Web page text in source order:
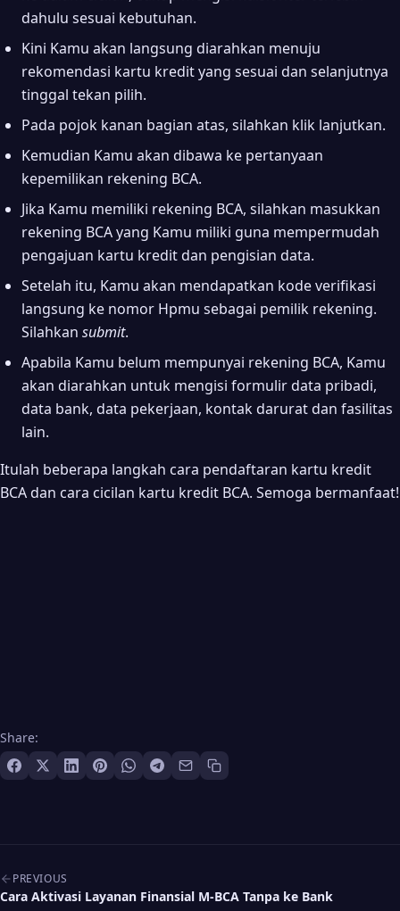
dahulu sesuai kebutuhan.
Kini Kamu akan langsung diarahkan menuju
rekomendasi kartu kredit yang sesuai dan selanjutnya
tinggal tekan pilih.
Pada pojok kanan bagian atas, silahkan klik lanjutkan.
Kemudian Kamu akan dibawa ke pertanyaan
kepemilikan rekening BCA.
Jika Kamu memiliki rekening BCA, silahkan masukkan
rekening BCA yang Kamu miliki guna mempermudah
pengajuan kartu kredit dan pengisian data.
Setelah itu, Kamu akan mendapatkan kode verifikasi
langsung ke nomor Hpmu sebagai pemilik rekening.
Silahkan submit.
Apabila Kamu belum mempunyai rekening BCA, Kamu
akan diarahkan untuk mengisi formulir data pribadi,
data bank, data pekerjaan, kontak darurat dan fasilitas
lain.
Itulah beberapa langkah cara pendaftaran kartu kredit
BCA dan cara cicilan kartu kredit BCA. Semoga bermanfaat!
Share:
Post navigation
PREVIOUS
Cara Aktivasi Layanan Finansial M-BCA Tanpa ke Bank